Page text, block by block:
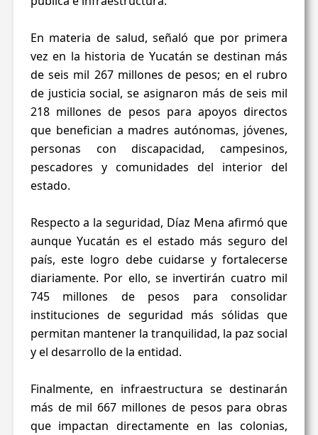
En materia de salud, señaló que por primera
vez en la historia de Yucatán se destinan más
de seis mil 267 millones de pesos; en el rubro
de justicia social, se asignaron más de seis mil
218 millones de pesos para apoyos directos
que benefician a madres autónomas, jóvenes,
personas con discapacidad, campesinos,
pescadores y comunidades del interior del
estado.
Respecto a la seguridad, Díaz Mena afirmó que
aunque Yucatán es el estado más seguro del
país, este logro debe cuidarse y fortalecerse
diariamente. Por ello, se invertirán cuatro mil
745 millones de pesos para consolidar
instituciones de seguridad más sólidas que
permitan mantener la tranquilidad, la paz social
y el desarrollo de la entidad.
Finalmente, en infraestructura se destinarán
más de mil 667 millones de pesos para obras
que impactan directamente en las colonias,